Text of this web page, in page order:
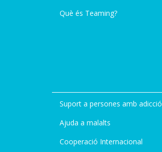
Què és Teaming?
Suport a persones amb adicció
Ajuda a malalts
Cooperació Internacional